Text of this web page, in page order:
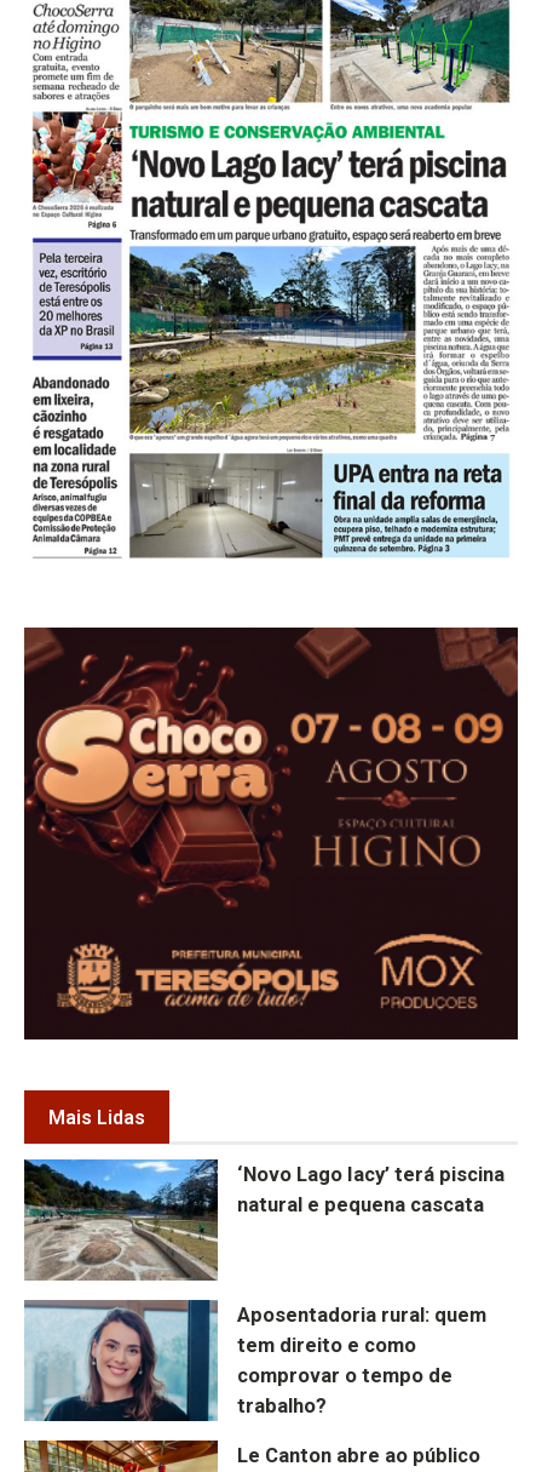
Mais Lidas
‘Novo Lago Iacy’ terá piscina
natural e pequena cascata
Aposentadoria rural: quem
tem direito e como
comprovar o tempo de
trabalho?
Le Canton abre ao público